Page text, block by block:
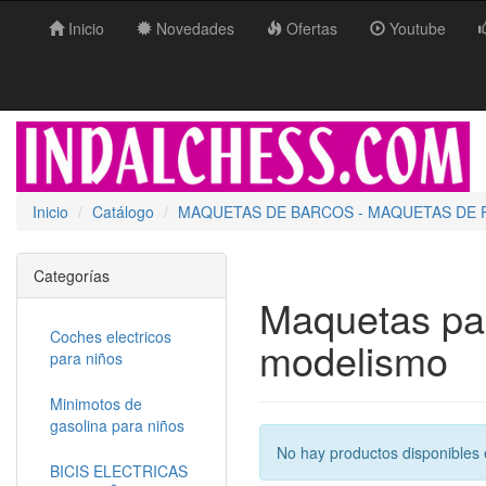
Inicio Novedades Ofertas Youtube
Inicio Catálogo MAQUETAS DE BARCOS - MAQUETAS DE
Maquetas
modelismo
No hay productos
Categorías
Coches electricos
para niños
Minimotos de
gasolina para niños
BICIS ELECTRICAS